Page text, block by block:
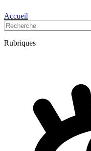
Accueil
Rubriques